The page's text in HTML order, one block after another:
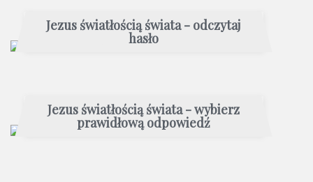
Jezus światłością świata - odczytaj
hasło
Jezus światłością świata - wybierz
prawidłową odpowiedź